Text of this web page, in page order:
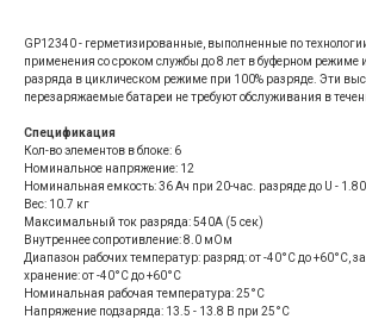
GP12340 - герметизированные, выполненные по
применения со сроком службы до 8 лет в буферном режиме
разряда в циклическом режиме при 100% разряде. Эти
перезаряжаемые батареи не требуют обслуживания в
Спецификация
Кол-во элементов в блоке: 6
Номинальное напряжение: 12
Номинальная емкость: 36 Aч при 20-час. разряде до U -
Вес: 10.7 кг
Максимальный ток разряда: 540A (5 сек)
Внутреннее сопротивление: 8.0 мОм
Диапазон рабочих температур: разряд: от -40°С до +60°С,
хранение: от -40°С до +60°С
Номинальная рабочая температура: 25°С
Напряжение подзаряда: 13.5 - 13.8 В при 25°С